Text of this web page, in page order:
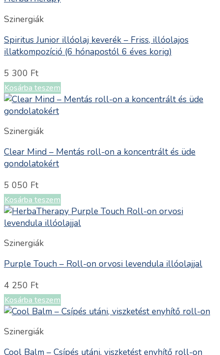
Szinergiák
Spiritus Junior illóolaj keverék – Friss, illóolajos
illatkompozíció (6 hónapostól 6 éves korig)
5 300 Ft
Kosárba teszem
Szinergiák
Clear Mind – Mentás roll-on a koncentrált és üde
gondolatokért
5 050 Ft
Kosárba teszem
Szinergiák
Purple Touch – Roll-on orvosi levendula illóolajjal
4 250 Ft
Kosárba teszem
Szinergiák
Cool Balm – Csípés utáni, viszketést enyhítő roll-on